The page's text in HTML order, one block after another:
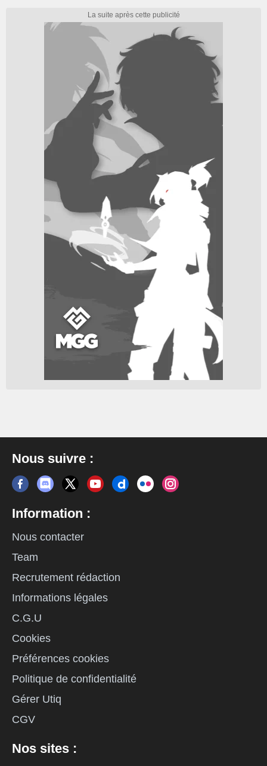
Nous suivre :
Information :
Nous contacter
Team
Recrutement rédaction
Informations légales
C.G.U
Cookies
Préférences cookies
Politique de confidentialité
Gérer Utiq
CGV
Nos sites :